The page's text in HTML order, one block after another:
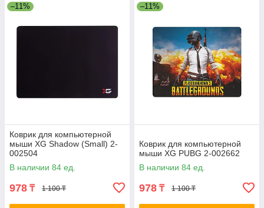
–11%
Коврик для компьютерной
мыши XG Shadow (Small) 2-
002504
В наличии 84 ед.
978 ₸ 1 100 ₸
–11%
Коврик для компьютерной
мыши XG PUBG 2-002662
В наличии 84 ед.
978 ₸ 1 100 ₸